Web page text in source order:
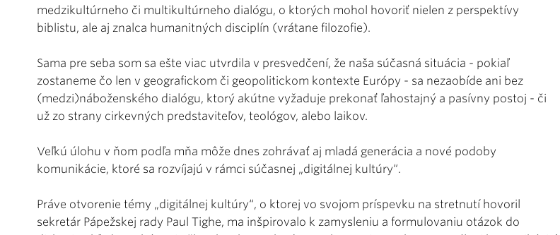
medzikultúrneho či multikultúrneho dialógu, o ktorých mohol hovoriť nielen z perspektívy
biblistu, ale aj znalca humanitných disciplín (vrátane filozofie).
Sama pre seba som sa ešte viac utvrdila v presvedčení, že naša súčasná situácia - pokiaľ
zostaneme čo len v geografickom či geopolitickom kontexte Európy - sa nezaobíde ani bez
(medzi)náboženského dialógu, ktorý akútne vyžaduje prekonať ľahostajný a pasívny postoj - či
už zo strany cirkevných predstaviteľov, teológov, alebo laikov.
Veľkú úlohu v ňom podľa mňa môže dnes zohrávať aj mladá generácia a nové podoby
komunikácie, ktoré sa rozvíjajú v rámci súčasnej „digitálnej kultúry“.
Práve otvorenie témy „digitálnej kultúry“, o ktorej vo svojom príspevku na stretnutí hovoril
sekretár Pápežskej rady Paul Tighe, ma inšpirovalo k zamysleniu a formulovaniu otázok do